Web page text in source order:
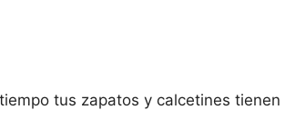
tus zapatos y calcetines